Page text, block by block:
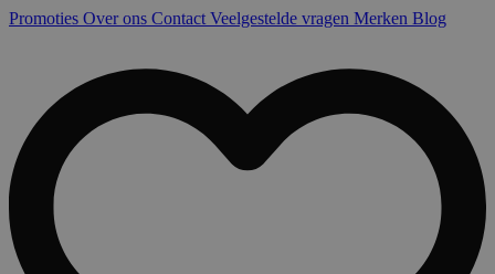
Promoties Over ons Contact Veelgestelde vragen Merken Blog